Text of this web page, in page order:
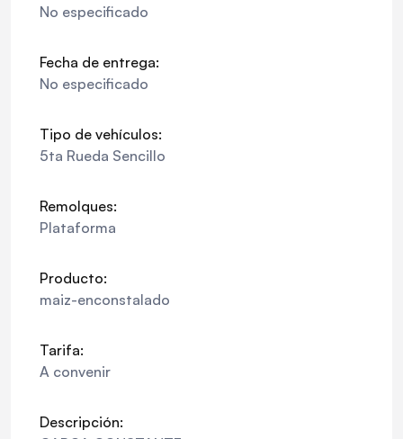
No especificado
Fecha de entrega:
No especificado
Tipo de vehículos:
5ta Rueda Sencillo
Remolques:
Plataforma
Producto:
maiz-enconstalado
Tarifa:
A convenir
Descripción: